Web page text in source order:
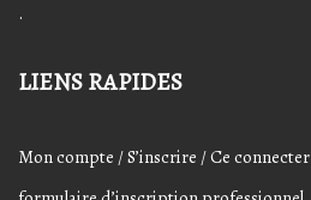
.
LIENS RAPIDES
Mon compte / S’inscrire / Ce connecter